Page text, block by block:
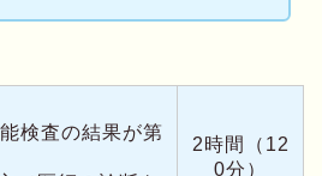
検査の結果が第
2時間（12
0分）